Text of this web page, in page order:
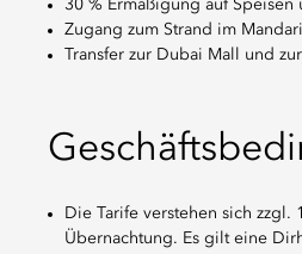
30 % Ermäßigung auf Speisen
Zugang zum Strand im
Transfer zur Dubai Mall und
Die Tarife verstehen sich
Übernachtung. Es gilt eine